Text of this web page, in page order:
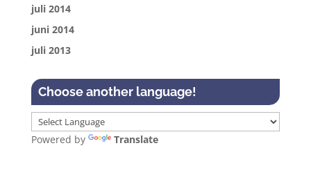
juli 2014
juni 2014
juli 2013
Choose another language!
Powered by Translate